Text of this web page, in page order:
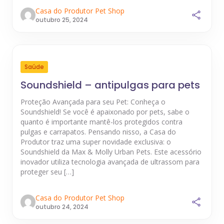
Casa do Produtor Pet Shop
outubro 25, 2024
Saúde
Soundshield – antipulgas para pets
Proteção Avançada para seu Pet: Conheça o
Soundshield! Se você é apaixonado por pets, sabe o
quanto é importante mantê-los protegidos contra
pulgas e carrapatos. Pensando nisso, a Casa do
Produtor traz uma super novidade exclusiva: o
Soundshield da Max & Molly Urban Pets. Este acessório
inovador utiliza tecnologia avançada de ultrassom para
proteger seu […]
Casa do Produtor Pet Shop
outubro 24, 2024